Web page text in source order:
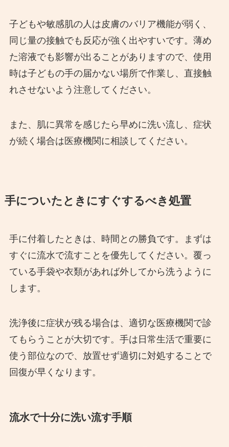
子どもや敏感肌の人は皮膚のバリア機能が弱く、
同じ量の接触でも反応が強く出やすいです。薄め
た溶液でも影響が出ることがありますので、使用
時は子どもの手の届かない場所で作業し、直接触
れさせないよう注意してください。
また、肌に異常を感じたら早めに洗い流し、症状
が続く場合は医療機関に相談してください。
手についたときにすぐするべき処置
手に付着したときは、時間との勝負です。まずは
すぐに流水で流すことを優先してください。覆っ
ている手袋や衣類があれば外してから洗うように
します。
洗浄後に症状が残る場合は、適切な医療機関で診
てもらうことが大切です。手は日常生活で重要に
使う部位なので、放置せず適切に対処することで
回復が早くなります。
流水で十分に洗い流す手順